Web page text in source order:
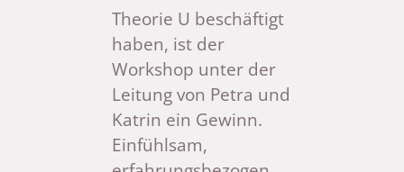
Theorie U beschäftigt
haben, ist der
Workshop unter der
Leitung von Petra und
Katrin ein Gewinn.
Einfühlsam,